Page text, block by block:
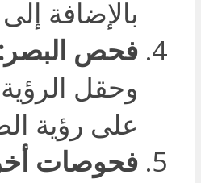
بالإضافة
فحص البصر:
وحقل
على رؤية
فحوصات